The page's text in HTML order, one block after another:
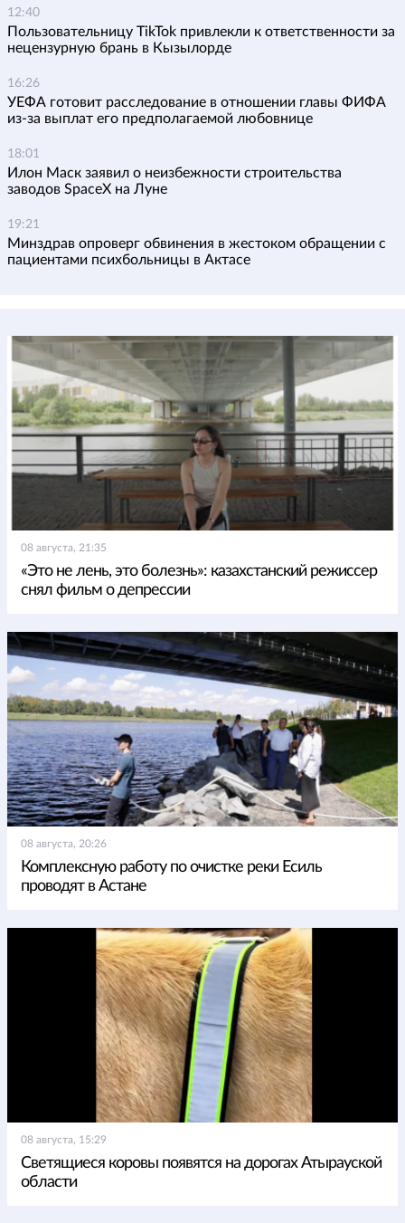
12:40
Пользовательницу TikTok привлекли к ответственности за
нецензурную брань в Кызылорде
16:26
УЕФА готовит расследование в отношении главы ФИФА
из-за выплат его предполагаемой любовнице
18:01
Илон Маск заявил о неизбежности строительства
заводов SpaceX на Луне
19:21
Минздрав опроверг обвинения в жестоком обращении с
пациентами психбольницы в Актасе
08 августа, 21:35
«Это не лень, это болезнь»: казахстанский режиссер
снял фильм о депрессии
08 августа, 20:26
Комплексную работу по очистке реки Есиль
проводят в Астане
08 августа, 15:29
Светящиеся коровы появятся на дорогах Атырауской
области